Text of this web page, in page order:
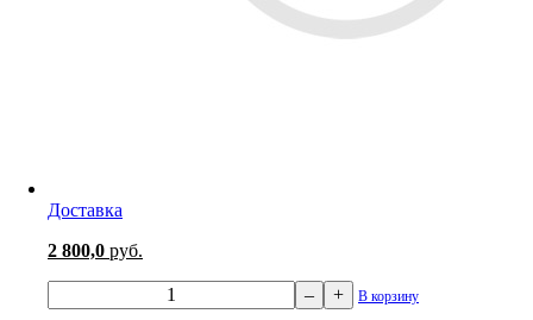
Доставка
2 800,0 руб.
– + В корзину